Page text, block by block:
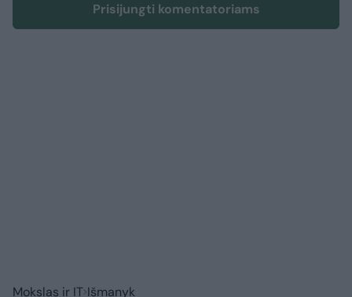
Prisijungti komentatoriams
Mokslas ir IT Išmanyk